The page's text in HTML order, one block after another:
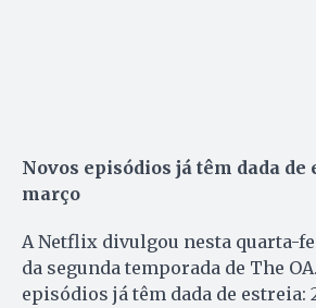
Novos episódios já têm dada de
março
A Netflix divulgou nesta quarta-
da segunda temporada de The
episódios já têm dada de estreia: